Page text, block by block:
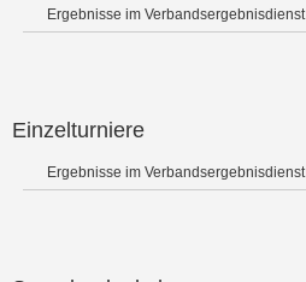
Ergebnisse im Verbandsergebnisdienst
Einzelturniere
Ergebnisse im Verbandsergebnisdienst